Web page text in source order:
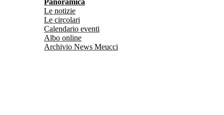
Panoramica
Le notizie
Le circolari
Calendario eventi
Albo online
Archivio News Meucci